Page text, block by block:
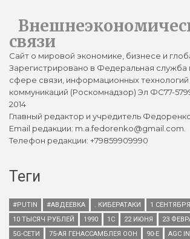
связи
Сайт о мировой экономике, бизнесе и
Зарегистрировано в Федеральная служба
сфере связи, информационных
коммуникаций (Роскомнадзор) Эл ФС77-
2014
Главный редактор и учредитель
Email редакции: m.a.fedorenko@gmail.com.
Телефон редакции: +79859909990
Теги
#PUTIN #АВДЕЕВКА . КИБЕРАТАКИ
1 СЕНТЯБРЯ
10 ТЫСЯЧ РУБЛЕЙ
1990 1С 22 ИЮНЯ 23
5G-СЕТИ
75-АЯ ГЕНАССАМБЛЕЯ ООН 90-Е AGC